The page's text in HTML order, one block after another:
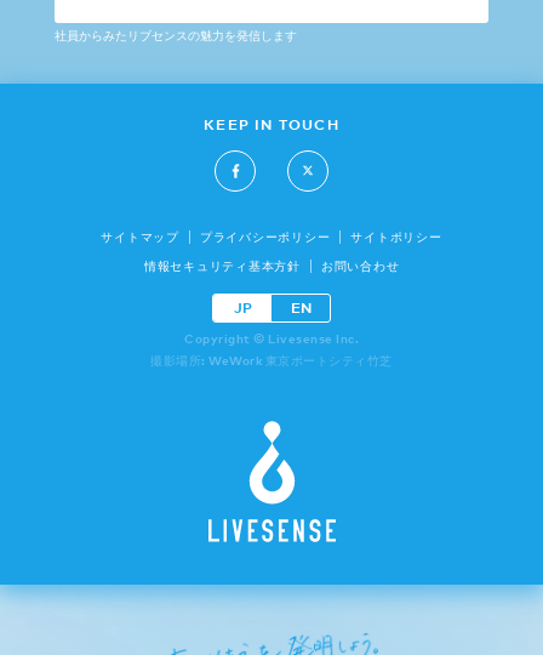
社員からみたリブセンスの魅力を発信します
KEEP IN TOUCH
サイトマップ プライバシーポリシー サイトポリシー
情報セキュリティ基本方針 お問い合わせ
JP EN
Copyright © Livesense Inc.
撮影場所: WeWork 東京ポートシティ竹芝